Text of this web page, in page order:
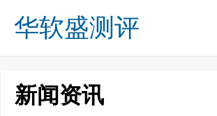
华软盛测评
新闻资讯